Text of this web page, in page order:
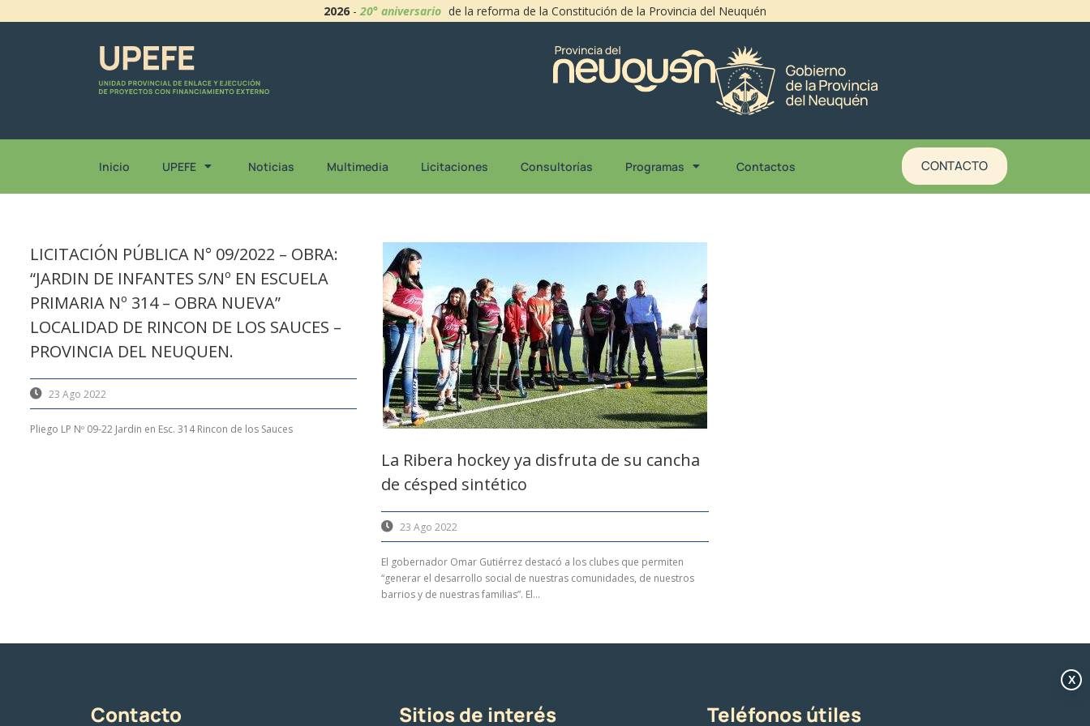
2026 -20° aniversario de la reforma de la Constitución de la Provincia del Neuquén
Inicio UPEFE Noticias Multimedia Licitaciones Consultorías Programas Contactos CONTACTO
LICITACIÓN PÚBLICA N° 09/2022 – OBRA:
“JARDIN DE INFANTES S/Nº EN ESCUELA
PRIMARIA Nº 314 – OBRA NUEVA”
LOCALIDAD DE RINCON DE LOS SAUCES –
PROVINCIA DEL NEUQUEN.
23 Ago 2022
Pliego LP Nº 09-22 Jardin en Esc. 314 Rincon de los Sauces
La Ribera hockey ya disfruta de su cancha
de césped sintético
23 Ago 2022
El gobernador Omar Gutiérrez destacó a los clubes que permiten
“generar el desarrollo social de nuestras comunidades, de nuestros
barrios y de nuestras familias”. El...
Contacto Sitios de interés Teléfonos útiles
X